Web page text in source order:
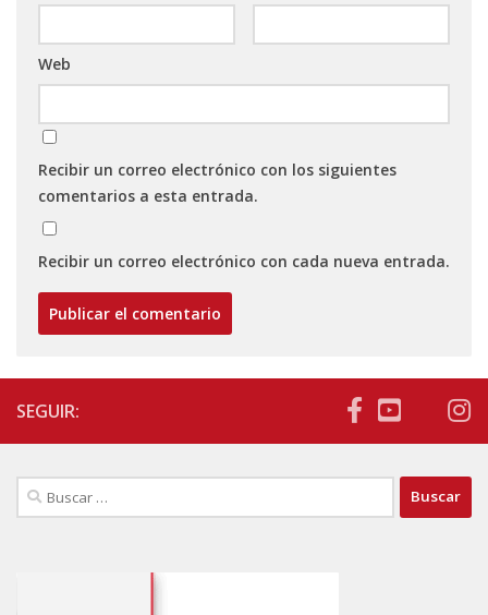
Web
Recibir un correo electrónico con los siguientes
comentarios a esta entrada.
Recibir un correo electrónico con cada nueva entrada.
SEGUIR:
Buscar: